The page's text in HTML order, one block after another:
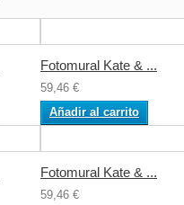
Fotomural Kate & ...
59,46 €
Añadir al carrito
Fotomural Kate & ...
59,46 €